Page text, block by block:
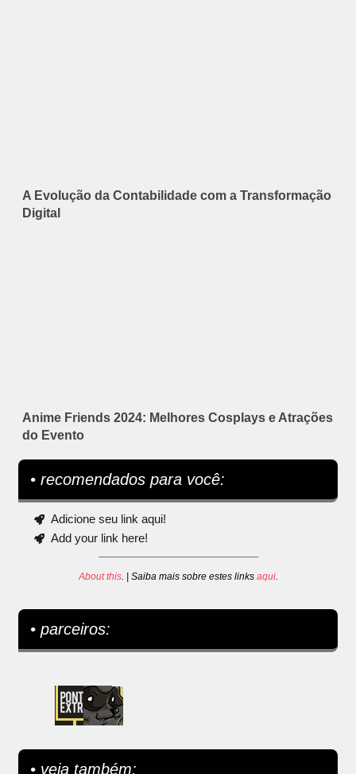
A Evolução da Contabilidade com a Transformação
Digital
Anime Friends 2024: Melhores Cosplays e Atrações
do Evento
• recomendados para você:
Adicione seu link aqui!
Add your link here!
About this. | Saiba mais sobre estes links aqui.
• parceiros:
• veja também: